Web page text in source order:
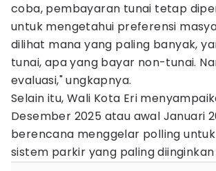
coba, pembayaran tunai tetap
untuk mengetahui preferensi
dilihat mana yang paling banyak,
tunai, apa yang bayar non-tunai.
evaluasi," ungkapnya.
Selain itu, Wali Kota Eri
Desember 2025 atau awal Januari
berencana menggelar polling
sistem parkir yang paling